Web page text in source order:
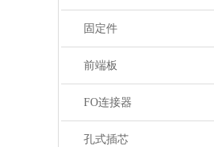
固定件
前端板
FO连接器
孔式插芯